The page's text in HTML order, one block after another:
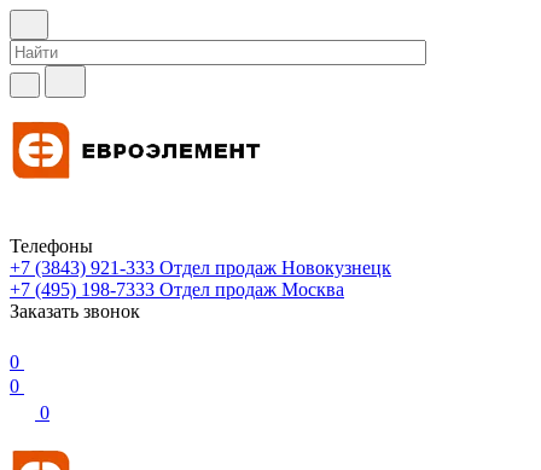
Телефоны
+7 (3843) 921-333 Отдел продаж Новокузнецк
+7 (495) 198-7333 Отдел продаж Москва
Заказать звонок
0
0
0